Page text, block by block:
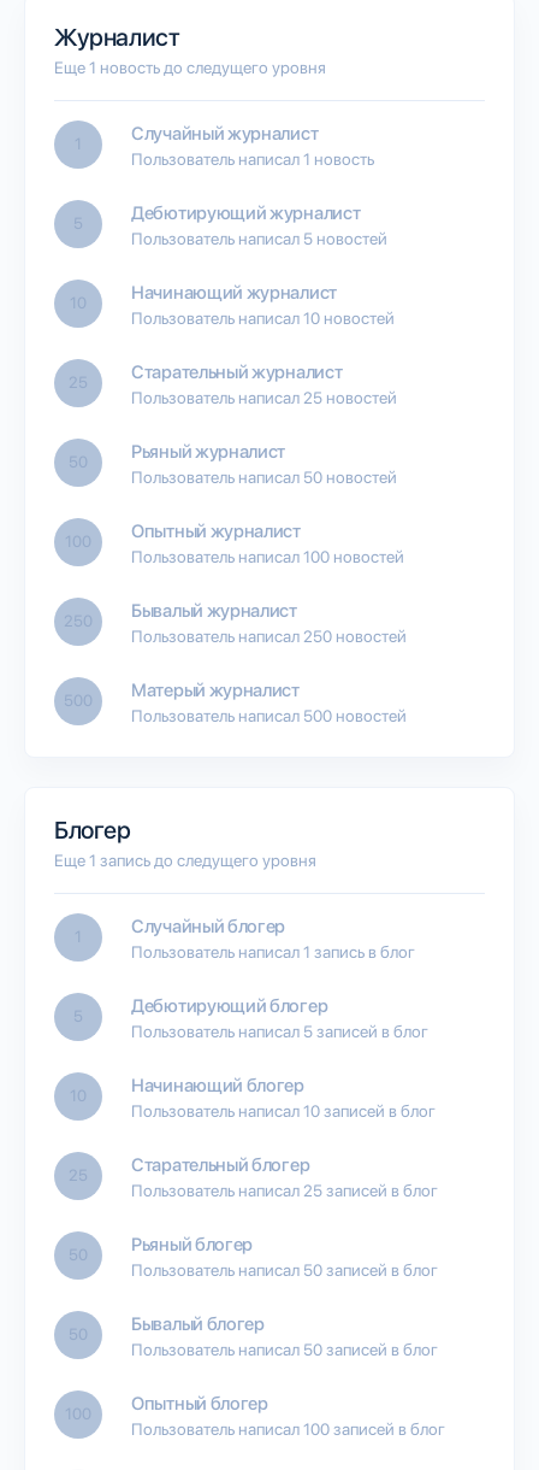
Журналист
Еще 1 новость до следущего уровня
1 Случайный журналист
Пользователь написал 1 новость
5 Дебютирующий журналист
Пользователь написал 5 новостей
10 Начинающий журналист
Пользователь написал 10 новостей
25 Старательный журналист
Пользователь написал 25 новостей
50 Рьяный журналист
Пользователь написал 50 новостей
100 Опытный журналист
Пользователь написал 100 новостей
250 Бывалый журналист
Пользователь написал 250 новостей
500 Матерый журналист
Пользователь написал 500 новостей
Блогер
Еще 1 запись до следущего уровня
1 Случайный блогер
Пользователь написал 1 запись в блог
5 Дебютирующий блогер
Пользователь написал 5 записей в блог
10 Начинающий блогер
Пользователь написал 10 записей в блог
25 Старательный блогер
Пользователь написал 25 записей в блог
50 Рьяный блогер
Пользователь написал 50 записей в блог
50 Бывалый блогер
Пользователь написал 50 записей в блог
100 Опытный блогер
Пользователь написал 100 записей в блог